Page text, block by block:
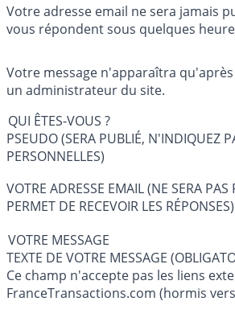
Votre adresse email ne sera jamais
vous répondent sous quelques
Votre message n'apparaîtra
un administrateur du site.
QUI ÊTES-VOUS ?
PSEUDO (SERA PUBLIÉ, N'INDIQUEZ
PERSONNELLES)
VOTRE ADRESSE EMAIL (NE SERA PAS
PERMET DE RECEVOIR LES RÉPONSES)
VOTRE MESSAGE
TEXTE DE VOTRE MESSAGE
Ce champ n'accepte pas les liens
FranceTransactions.com (hormis